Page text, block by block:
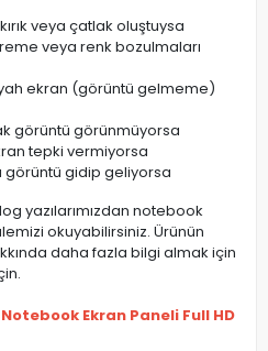
veya çatlak oluştuysa
veya renk bozulmaları
ekran (görüntü gelmeme)
görüntü görünmüyorsa
tepki vermiyorsa
görüntü gidip geliyorsa
yazılarımızdan notebook
okuyabilirsiniz. Ürünün
daha fazla bilgi almak için
Ekran Paneli Full HD